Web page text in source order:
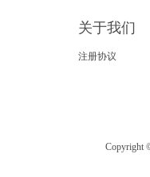
关于我们
注册协议
Copyright